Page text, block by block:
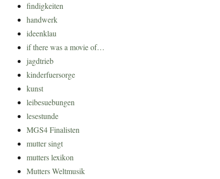
findigkeiten
handwerk
ideenklau
if there was a movie of…
jagdtrieb
kinderfuersorge
kunst
leibesuebungen
lesestunde
MGS4 Finalisten
mutter singt
mutters lexikon
Mutters Weltmusik